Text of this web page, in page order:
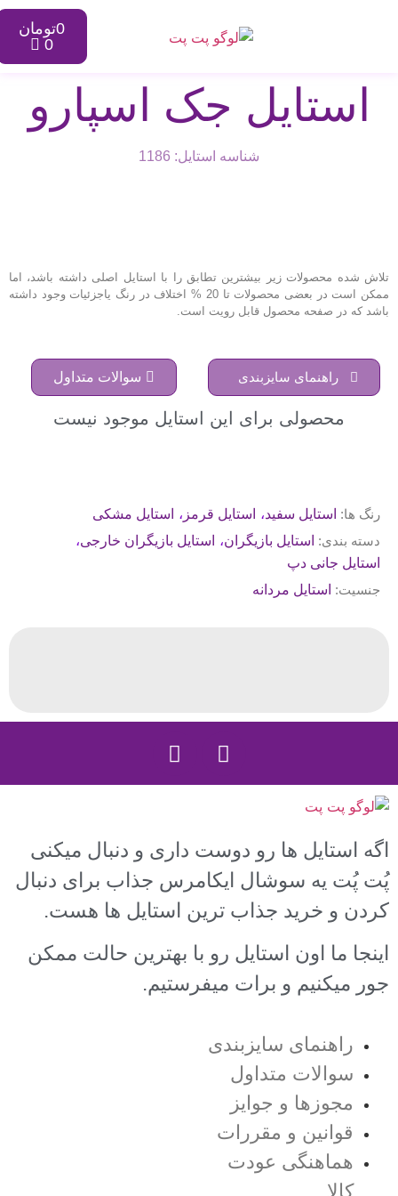
0تومان
0
استایل جک اسپارو
شناسه استایل: 1186
تلاش شده محصولات زیر بیشترین تطابق را با استایل اصلی داشته باشد، اما
ممکن است در بعضی محصولات تا 20 % اختلاف در رنگ یاجزئیات وجود داشته
باشد که در صفحه محصول قابل رویت است.
راهنمای سایزبندی سوالات متداول
محصولی برای این استایل موجود نیست
رنگ ها: استایل سفید، استایل قرمز
استایل مشکی
دسته بندی: استایل بازیگران، استایل بازیگران خارجی ،
استایل جانی دپ
جنسیت: استایل مردانه
اگه استایل ها رو دوست داری و دنبال میکنی
پُت پُت یه سوشال ایکامرس جذاب برای دنبال
کردن و خرید جذاب ترین استایل ها هست.
اینجا ما اون استایل رو با بهترین حالت ممکن
جور میکنیم و برات میفرستیم.
راهنمای سایزبندی
سوالات متداول
مجوزها و جوایز
قوانین و مقررات
هماهنگی عودت
کالا